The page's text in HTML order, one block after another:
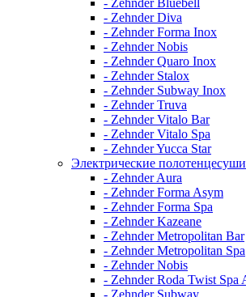
- Zehnder Bluebell
- Zehnder Diva
- Zehnder Forma Inox
- Zehnder Nobis
- Zehnder Quaro Inox
- Zehnder Stalox
- Zehnder Subway Inox
- Zehnder Truva
- Zehnder Vitalo Bar
- Zehnder Vitalo Spa
- Zehnder Yucca Star
Электрические
- Zehnder Aura
- Zehnder Forma Asym
- Zehnder Forma Spa
- Zehnder Kazeane
- Zehnder Metropolitan Bar
- Zehnder Metropolitan Spa
- Zehnder Nobis
- Zehnder Roda Twist Spa
- Zehnder Subway